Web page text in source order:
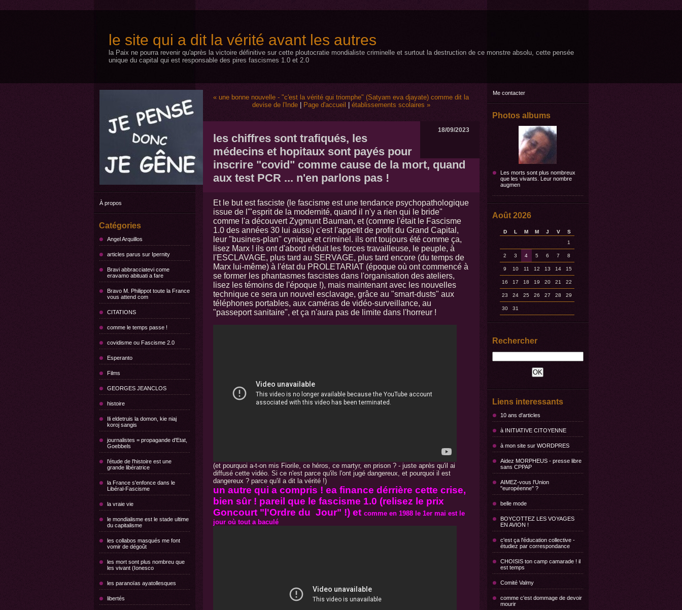
le site qui a dit la vérité avant les autres
la Paix ne pourra revenir qu'après la victoire définitive sur cette ploutocratie mondialiste criminelle et surtout la destruction de ce monstre absolu, cette pensée
unique du capital qui est responsable des pires fascismes 1.0 et 2.0
À propos
Catégories
Angel Arquillos
articles parus sur Ipernity
Bravi abbracciatevi come
eravamo abituati a fare
Bravo M. Philippot toute la France
vous attend com
CITATIONS
comme le temps passe !
covidisme ou Fascisme 2.0
Esperanto
Films
GEORGES JEANCLOS
histoire
Ili eldetruis la domon, kie niaj
koroj sangis
journalistes = propagande d'Etat,
Goebbels
l'étude de l'histoire est une
grande libératrice
la France s'enfonce dans le
Libéral-Fascisme
la vraie vie
le mondialisme est le stade ultime
du capitalisme
les collabos masqués me font
vomir de dégoût
les mort sont plus nombreu que
les vivant (Ionesco
les paranoïas ayatollesques
libertés
Me contacter
Photos albums
Les morts sont plus nombreux
que les vivants. Leur nombre
augmen
Août 2026
D L M M J V
S
1
2 3 4 5 6 7 8
9 10 11 12 13 14 15
16 17 18 19 20 21 22
23 24 25 26 27 28 29
30 31
Rechercher
Liens interessants
10 ans d'articles
à INITIATIVE CITOYENNE
à mon site sur WORDPRES
Aidez MORPHEUS - presse libre
sans CPPAP
AIMEZ-vous l'Union
"européenne" ?
belle mode
BOYCOTTEZ LES VOYAGES
EN AVION !
c'est ça l'éducation collective -
étudiez par correspondance
CHOISIS ton camp camarade ! il
est temps
Comité Valmy
comme c'est dommage de devoir
mourir
« une bonne nouvelle - "c'est la vérité qui triomphe" (Satyam eva djayate) comme dit la
devise de l'Inde| Page d'accueil établissements scolaires »
18/09/2023
les chiffres sont trafiqués, les
médecins et hopitaux sont payés pour
inscrire "covid" comme cause de la mort, quand
aux test PCR ... n'en parlons pas !
Et le but est fasciste (le fascisme est une tendance psychopathologique
issue de l'"esprit de la modernité, quand il n'y a rien qui le bride"
comme l'a découvert Zygmunt Bauman, et (comme l'était le Fascisme
1.0 des années 30 lui aussi) c'est l'appetit de profit du Grand Capital,
leur "busines-plan" cynique et criminel. ils ont toujours été comme ça,
lisez Marx ! ils ont d'abord réduit les forces travailleuse, le peuple, à
l'ESCLAVAGE, plus tard au SERVAGE, plus tard encore (du temps de
Marx lui-même) à l'état du PROLETARIAT (époque où ont commencé à
se former les phantasmes fascistes dans l'organisation des ateliers,
lisez les témoins de l'époque !), mais maintenant avec les nouvelles
technique ce sera un nouvel esclavage, grâce au "smart-dusts" aux
téléphones portables, aux caméras de vidéo-surveillance, au
"passeport sanitaire", et ça n'aura pas de limite dans l'horreur !
(et pourquoi a-t-on mis Fiorile, ce héros, ce martyr, en prison ? - juste après qu'il ai
diffusé cette vidéo. Si ce n'est parce qu'ils l'ont jugé dangereux, et pourquoi il est
dangereux ? parce qu'il a dit la vérité !)
un autre qui a compris ! ea finance dérrière cette crise,
bien sûr ! pareil que le fascisme 1.0 (relisez le prix
Goncourt "l'Ordre du Jour" !) et comme en 1988 le 1er mai est le
jour où tout a baculé